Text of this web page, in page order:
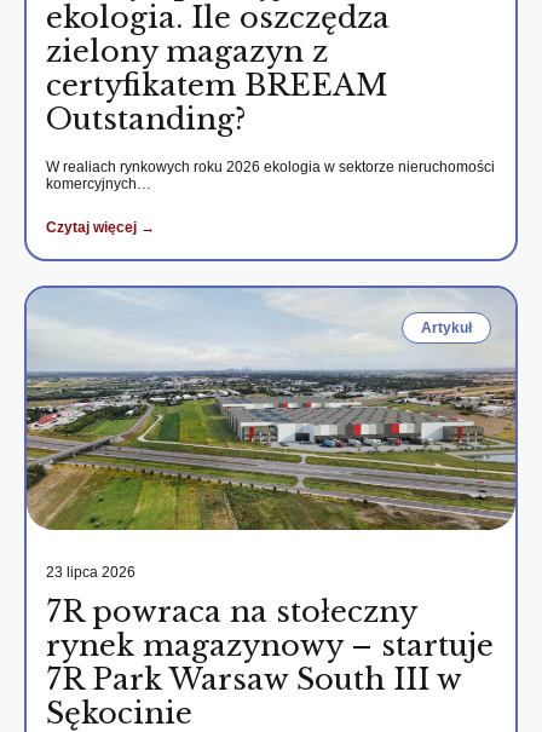
ekologia. Ile oszczędza
zielony magazyn z
certyfikatem BREEAM
Outstanding?
W realiach rynkowych roku 2026 ekologia w sektorze nieruchomości
komercyjnych…
Czytaj więcej →
Artykuł
23 lipca 2026
7R powraca na stołeczny
rynek magazynowy – startuje
7R Park Warsaw South III w
Sękocinie